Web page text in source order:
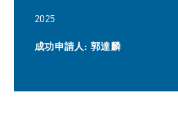
2025
成功申請人: 郭達麟